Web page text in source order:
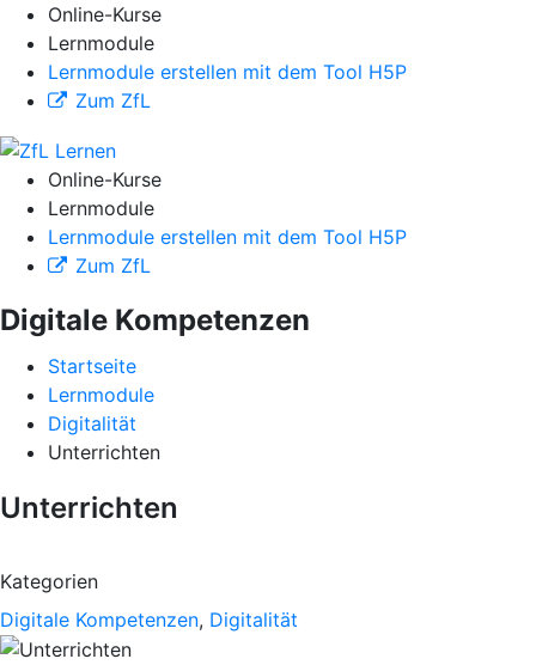
Online-Kurse
Lernmodule
Lernmodule erstellen mit dem Tool H5P
Zum ZfL
Online-Kurse
Lernmodule
Lernmodule erstellen mit dem Tool H5P
Zum ZfL
Digitale Kompetenzen
Startseite
Lernmodule
Digitalität
Unterrichten
Unterrichten
Kategorien
Digitale Kompetenzen, Digitalität